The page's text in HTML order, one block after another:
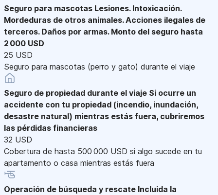
Seguro para mascotas Lesiones. Intoxicación.
Mordeduras de otros animales. Acciones ilegales de
terceros. Daños por armas. Monto del seguro hasta
2 000 USD
25 USD
Seguro para mascotas (perro y gato) durante el viaje
Seguro de propiedad durante el viaje Si ocurre un
accidente con tu propiedad (incendio, inundación,
desastre natural) mientras estás fuera, cubriremos
las pérdidas financieras
32 USD
Cobertura de hasta 500 000 USD si algo sucede en tu
apartamento o casa mientras estás fuera
Operación de búsqueda y rescate Incluida la